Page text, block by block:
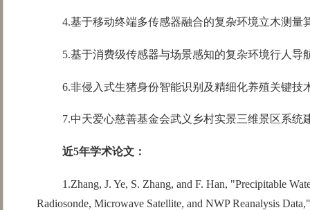
4.基于移动终端多传感器融合的复杂环境立木测量
5.基于消费级传感器与场景感知的复杂环境行人导
6.非侵入式生猪身份智能识别及精细化养殖关键
7.中天爱心慈善基金会武义乡村实景三维景区系统
近5年学术论文：
1.Zhang, J. Ye, S. Zhang, and F. Han, "Precipitable
Radiosonde, Microwave Satellite, and NWP Reanalysis